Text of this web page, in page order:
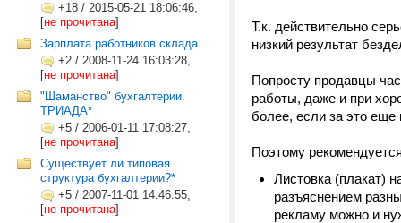
+18 / 2015-05-21 18:06:46,
[не прочитана]
Зарплата работников склада
+2 / 2008-11-24 16:03:28,
[не прочитана]
"Шаманство" бухгалтерии.
ТРИАДА*
+5 / 2006-01-11 17:08:27,
[не прочитана]
Существует ли типовая
структура бухгалтерии?*
+5 / 2007-11-01 14:46:55,
[не прочитана]
Т.к. действительно
низкий результат
Попросту продавцы
работы, даже и при
более, если за это еще
Поэтому
Листовка (плакат)
разъяснением
рекламу можно и